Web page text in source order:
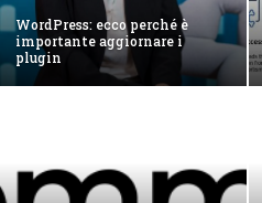
WordPress: ecco perché è
importante aggiornare i
plugin